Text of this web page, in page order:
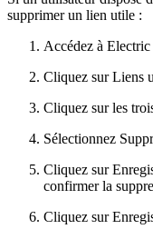
supprimer un lien utile :
Accédez à Electric
Cliquez sur Liens
Cliquez sur les
Sélectionnez
Cliquez sur
confirmer la
Cliquez sur